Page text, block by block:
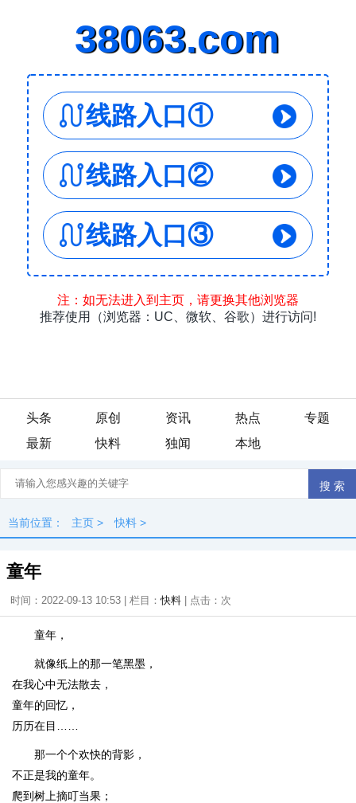
头条 原创 资讯 热点
专题
最新
快料 独闻 本地
当前位置： 主页 > 快料 >
童年
时间：2022-09-13 10:53 | 栏目：快料 | 点击： 次
童年，
就像纸上的那一笔黑墨，
在我心中无法散去，
童年的回忆，
历历在目……
那一个个欢快的背影，
不正是我的童年。
爬到树上摘叮当果；